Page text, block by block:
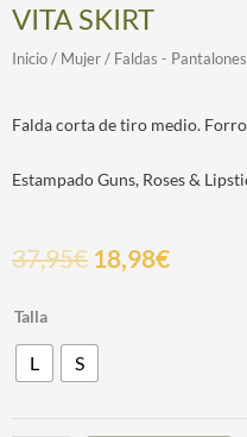
VITA SKIRT
Inicio / Mujer / Faldas - Pantalones
Falda corta de tiro medio.
Estampado Guns, Roses &
37,95€ 18,98€
Talla
L S
VITA
cantidad